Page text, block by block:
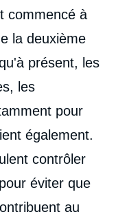
commencé à
la deuxième
présent, les
les
pour
également.
contrôler
éviter que
au